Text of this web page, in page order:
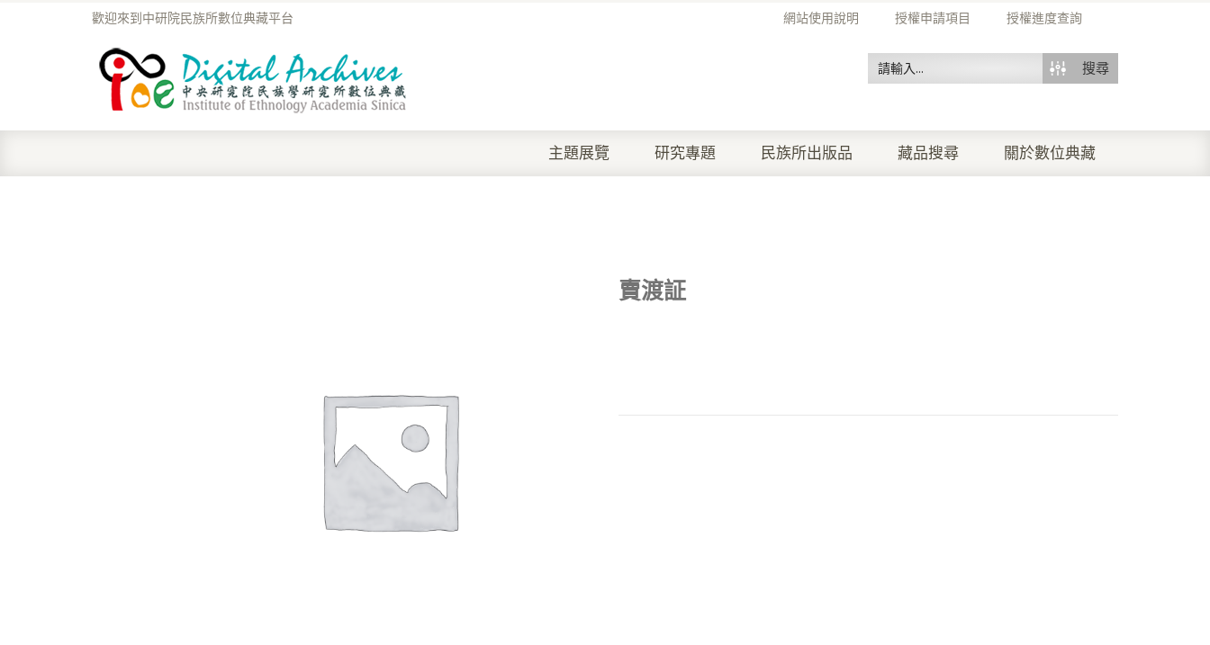
網站使用說明 授權申請項目 授權進度查詢
歡迎來到中研院民族所數位典藏平台
搜尋
主題展覽 研究專題 民族所出版品 藏品搜尋 關於數位典藏
賣渡証